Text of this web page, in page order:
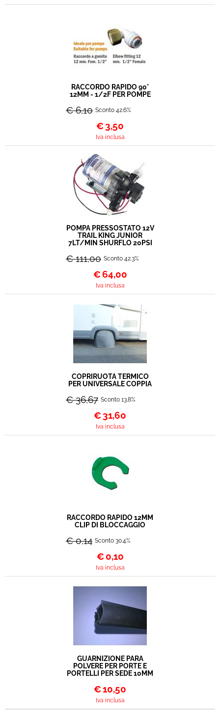
RACCORDO RAPIDO 90°
12MM - 1/2F PER POMPE
€ 6,10 Sconto 42.6%
€ 3,50
Iva inclusa
POMPA PRESSOSTATO 12V
TRAIL KING JUNIOR
7LT/MIN SHURFLO 20PSI
€ 111,00 Sconto 42.3%
€64,00
Iva inclusa
COPRIRUOTA TERMICO
PER UNIVERSALE COPPIA
€ 36,67 Sconto 13.8%
€ 31,60
Iva inclusa
RACCORDO RAPIDO 12MM
CLIP DI BLOCCAGGIO
€ 0,14 Sconto 30.4%
€ 0,10
Iva inclusa
GUARNIZIONE PARA
POLVERE PER PORTE E
PORTELLI PER SEDE 10MM
€10,50
Iva inclusa